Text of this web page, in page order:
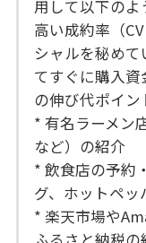
用して以下の
高い成約率（
シャルを秘め
てすぐに購入
の伸び代ポイン
* 有名ラーメン
など）の紹介
* 飲食店の予約
グ、ホットペッ
* 楽天市場や